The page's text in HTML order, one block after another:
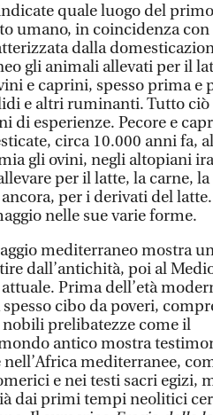
quale luogo del primo
umano, in coincidenza con
dalla
gli animali allevati per il
e caprini, spesso prima e
e altri ruminanti. Tutto ciò
esperienze. Pecore e
circa 10.000 anni fa,
gli ovini, negli altopiani
per il latte, la carne, la
per i derivati del
nelle sue varie forme.
mediterraneo mostra
dall’antichità, poi al
Prima dell’età
cibo da poveri,
prelibatezze come il
antico mostra
mediterranee,
e nei testi sacri egizi,
dai primi tempi neolitici